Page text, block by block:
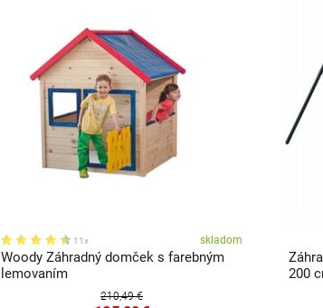
11x skladom
Woody Záhradný domček s farebným
lemovaním
210,49 €
200